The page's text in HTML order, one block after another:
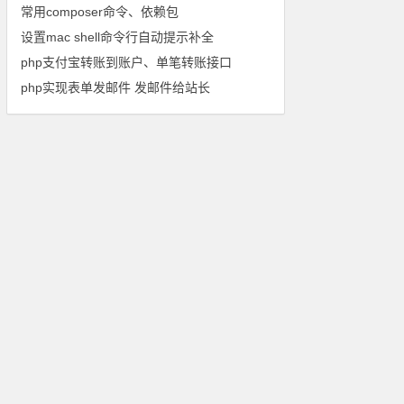
常用composer命令、依赖包
设置mac shell命令行自动提示补全
php支付宝转账到账户、单笔转账接口
php实现表单发邮件 发邮件给站长